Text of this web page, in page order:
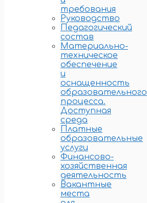
требования
Руководство
Педагогический
состав
Материально-
техническое
обеспечение
и
оснащенность
образовательного
процесса.
Доступная
среда
Платные
образовательные
услуги
Финансово-
хозяйственная
деятельность
Вакантные
места